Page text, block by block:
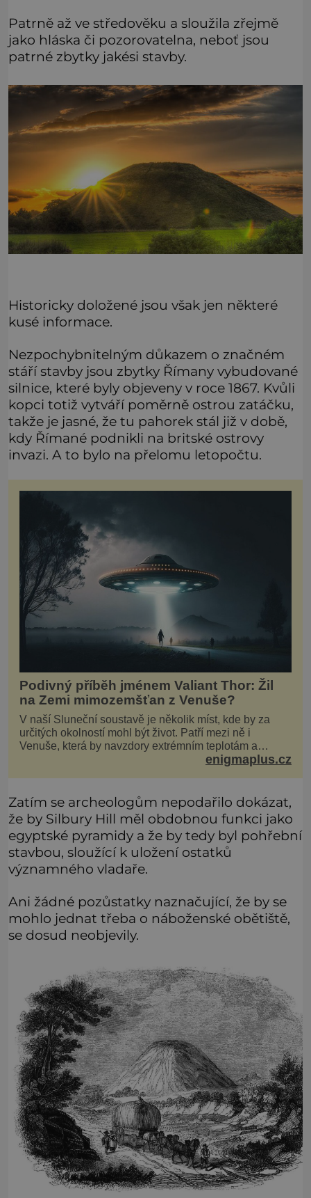
Patrně až ve středověku a sloužila zřejmě
jako hláska či pozorovatelna, neboť jsou
patrné zbytky jakési stavby.
Historicky doložené jsou však jen některé
kusé informace.
Nezpochybnitelným důkazem o značném
stáří stavby jsou zbytky Římany vybudované
silnice, které byly objeveny v roce 1867. Kvůli
kopci totiž vytváří poměrně ostrou zatáčku,
takže je jasné, že tu pahorek stál již v době,
kdy Římané podnikli na britské ostrovy
invazi. A to bylo na přelomu letopočtu.
Podivný příběh jménem Valiant Thor: Žil
na Zemi mimozemšťan z Venuše?
V naší Sluneční soustavě je několik míst, kde by za
určitých okolností mohl být život. Patří mezi ně i
Venuše, která by navzdory extrémním teplotám a
smrtícímu složení atmosféry teoreticky mohla ukrývat
enigmaplus.cz
Zatím se archeologům nepodařilo dokázat,
že by Silbury Hill měl obdobnou funkci jako
egyptské pyramidy a že by tedy byl pohřební
stavbou, sloužící k uložení ostatků
významného vladaře.
Ani žádné pozůstatky naznačující, že by se
mohlo jednat třeba o náboženské obětiště,
se dosud neobjevily.